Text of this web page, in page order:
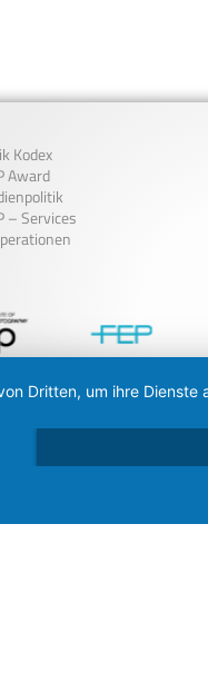
Kodex
Award
– Services
Dritten, um ihre